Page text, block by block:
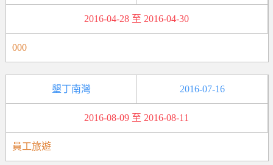
2016-04-28 至 2016-04-30
000
墾丁南灣 2016-07-16
2016-08-09 至 2016-08-11
員工旅遊